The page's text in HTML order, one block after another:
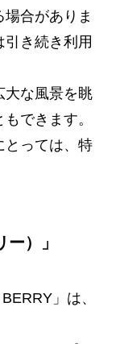
合がありま
き続き利用
大な風景を眺
できます。
とっては、特
）」
」は、